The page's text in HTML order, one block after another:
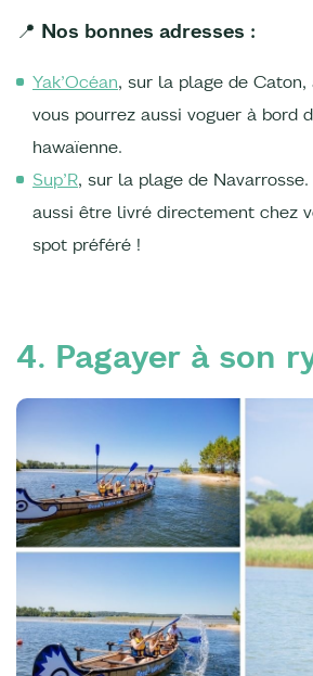
📍 Nos bonnes adresses :
Yak’Océan, sur la plage de Caton,
vous pourrez aussi voguer à bord
hawaïenne.
Sup’R, sur la plage de
aussi être livré directement chez
spot préféré !
4. Pagayer à son